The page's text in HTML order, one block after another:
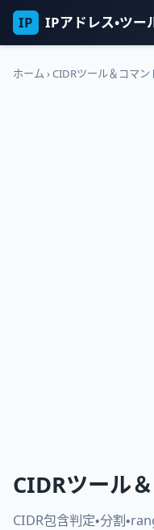
IP IPアドレス・ツー
ホーム ›CIDRツール＆コマン
CIDRツール
CIDR包含判定・分割・